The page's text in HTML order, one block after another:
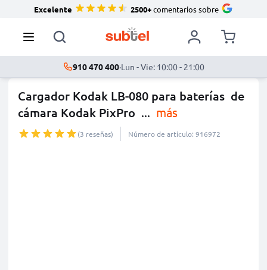
Excelente 2500+comentarios sobre
910 470 400·Lun - Vie: 10:00 - 21:00
Cargador Kodak LB-080 para baterías de
cámara Kodak PixPro ... más
(3 reseñas) Número de artículo: 916972